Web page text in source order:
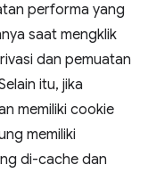
performa yang
saat mengklik
dan pemuatan
itu, jika
memiliki cookie
memiliki
di-cache dan